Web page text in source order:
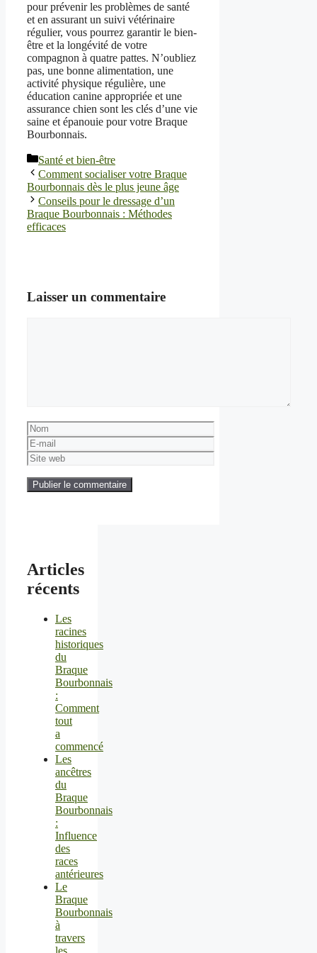
pour prévenir les problèmes de santé
et en assurant un suivi vétérinaire
régulier, vous pourrez garantir le bien-
être et la longévité de votre
compagnon à quatre pattes. N’oubliez
pas, une bonne alimentation, une
activité physique régulière, une
éducation canine appropriée et une
assurance chien sont les clés d’une vie
saine et épanouie pour votre Braque
Bourbonnais.
Catégories
Santé et bien-être
Comment socialiser votre Braque
Bourbonnais dès le plus jeune âge
Conseils pour le dressage d’un
Braque Bourbonnais : Méthodes
efficaces
Laisser un commentaire
Nom
E-
mail
Site
web
Articles
récents
Les
racines
historiques
du
Braque
Bourbonnais
:
Comment
tout
a
commencé
Les
ancêtres
du
Braque
Bourbonnais
:
Influence
des
races
antérieures
Le
Braque
Bourbonnais
à
travers
les